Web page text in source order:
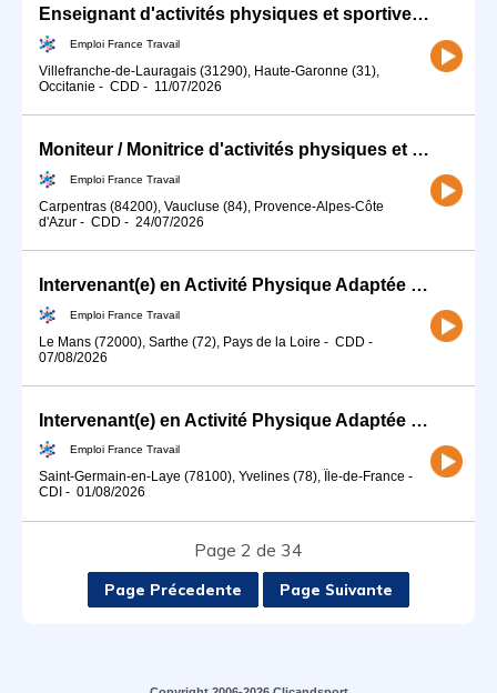
Enseignant d'activités physiques et sportives en IME et DITEP (H/F)
Emploi France Travail
Villefranche-de-Lauragais (31290), Haute-Garonne (31),
Occitanie - CDD - 11/07/2026
Moniteur / Monitrice d'activités physiques et sportives adaptées (H/F)
Emploi France Travail
Carpentras (84200), Vaucluse (84), Provence-Alpes-Côte
d'Azur - CDD - 24/07/2026
Intervenant(e) en Activité Physique Adaptée 72 H/F (H/F)
Emploi France Travail
Le Mans (72000), Sarthe (72), Pays de la Loire - CDD -
07/08/2026
Intervenant(e) en Activité Physique Adaptée 78 H/F (H/F)
Emploi France Travail
Saint-Germain-en-Laye (78100), Yvelines (78), Île-de-France -
CDI - 01/08/2026
Page 2 de 34
Page Précedente Page Suivante